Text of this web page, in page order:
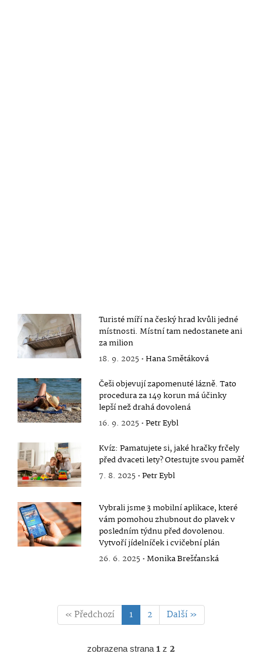
Turisté míří na český hrad kvůli jedné
místnosti. Místní tam nedostanete ani
za milion
18. 9. 2025 •Hana Smětáková
Češi objevují zapomenuté lázně. Tato
procedura za 149 korun má účinky
lepší než drahá dovolená
16. 9. 2025 •Petr Eybl
Kvíz: Pamatujete si, jaké hračky frčely
před dvaceti lety? Otestujte svou paměť
7. 8. 2025 •Petr Eybl
Vybrali jsme 3 mobilní aplikace, které
vám pomohou zhubnout do plavek v
posledním týdnu před dovolenou.
Vytvoří jídelníček i cvičební plán
26. 6. 2025 •Monika Brešťanská
« Předchozí 1 2 Další »
zobrazena strana1z 2